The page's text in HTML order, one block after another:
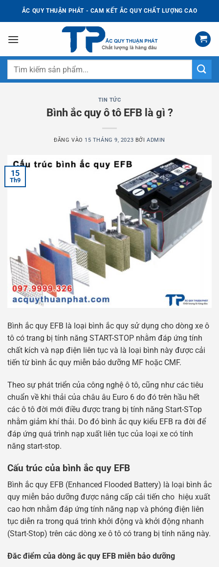
dung
ẮC QUY THUẬN PHÁT - CAM KẾT ẮC QUY CHẤT LƯỢNG CAO
Tìm
TIN TỨC
Bình ắc quy ô tô EFB là gì ?
ĐĂNG VÀO 15 THÁNG 9, 2023 BỞI ADMIN
15
Th9
Bình ắc quy EFB là loại bình ắc quy sử dụng cho dòng xe ô
tô có trang bị tính năng START-STOP nhằm đáp ứng tính
chất kích và nạp điện liên tục và là loại bình này được cải
tiến từ bình ắc quy miễn bảo dưỡng MF hoặc CMF.
Theo sự phát triển của công nghệ ô tô, cũng như các tiêu
chuẩn về khi thải của châu âu Euro 6 do đó trên hầu hết
các ô tô đời mới điều được trang bị tính năng Start-STop
nhằm giảm khí thải. Do đó bình ắc quy kiểu EFB ra đời để
đáp ứng quá trình nạp xuất liên tục của loại xe có tính
năng start-stop.
Cấu trúc của bình ắc quy EFB
Bình ắc quy EFB (Enhanced Flooded Battery) là loại bình ắc
quy miễn bảo dưỡng được nâng cấp cải tiến cho hiệu xuất
cao hơn nhằm đáp ứng tính năng nạp và phóng điện liên
tục diễn ra trong quá trình khởi động và khởi động nhanh
(Start-Stop) trên các dòng xe ô tô có trang bị tính năng này.
Đăc điểm của dòng ắc quy EFB miễn bảo dưỡng